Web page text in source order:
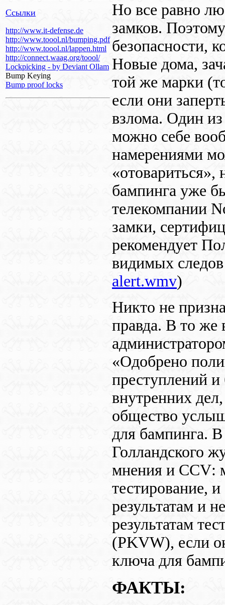
Ссылки
http://www.it-defense.de
http://www.toool.nl/bumping.pdf
http://www.toool.nl/lappen.html
http://connect.waag.org/toool/
Lockpicking - by Deviant Ollam
Bump Keying
Bump proof locks
Но все равно
замков.
безопасности,
Новые дома,
той же марки
если они
взлома. Один
можно себе
намерениями
бампинга уже
телекомпании
замки,
рекомендует
видимых
alert.wmv)
Никто не
правда. В то же
«Одобрено
преступлений и
внутренних
общество
для бампинга.
Голландского
мнения и CCV:
тестирование, и
результатам и
результатам
(PKVW), если
ключа для
ФАКТЫ: